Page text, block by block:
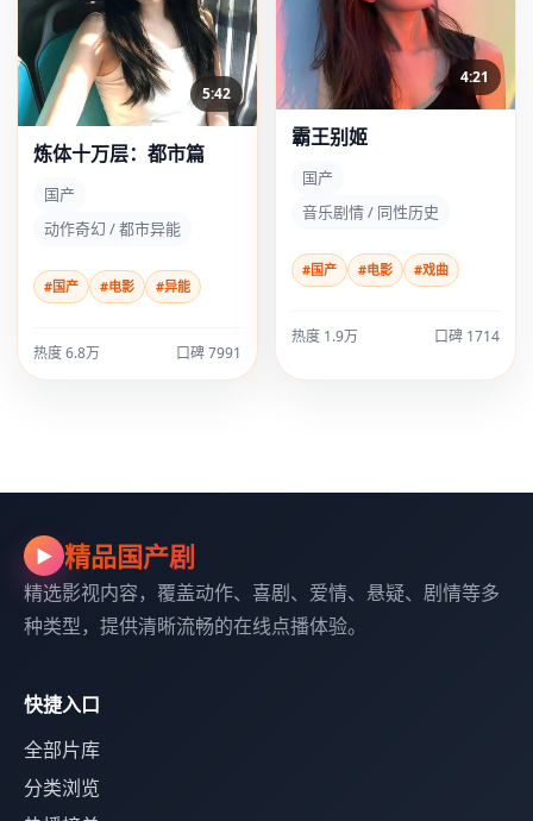
5:42
炼体十万层：都市篇
国产
动作奇幻 / 都市异能
#国产 #电影 #异能
热度 6.8万 口碑 7991
4:21
霸王别姬
国产
音乐剧情 / 同性历史
#国产 #电影 #戏曲
热度 1.9万 口碑 1714
▶ 精品国产剧
精选影视内容，覆盖动作、喜剧、爱情、悬疑、剧情等多
种类型，提供清晰流畅的在线点播体验。
快捷入口
全部片库
分类浏览